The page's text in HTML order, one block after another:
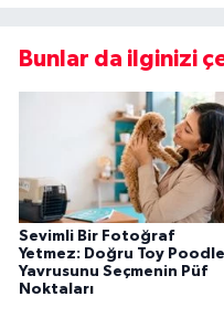
Bunlar da ilginizi
Sevimli Bir Fotoğraf
Yetmez: Doğru Toy Poodle
Yavrusunu Seçmenin Püf
Noktaları